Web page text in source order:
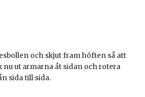
och skjut fram höften så att
nu ut armarna åt sidan och rotera
sida till sida.